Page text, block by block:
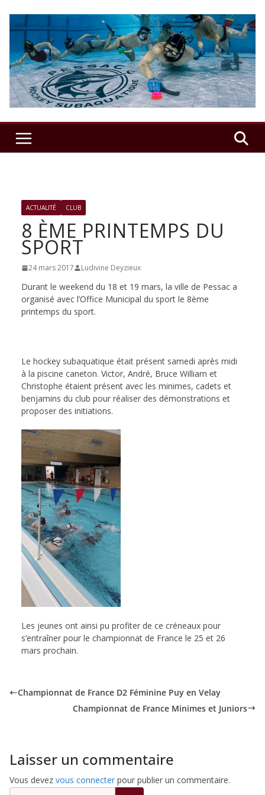
contenu
USSAP
Hockey
Sub
Le
club
de
Hockey
Subaquatique
de
Pessac
ACTUALITÉ CLUB
8 ÈME PRINTEMPS DU
SPORT
24 mars 2017 Ludivine Deyzieux
Durant le weekend du 18 et 19 mars, la ville de Pessac a
organisé avec l’Office Municipal du sport le 8ème
printemps du sport.
Le hockey subaquatique était présent samedi après midi
à la piscine caneton. Victor, André, Bruce William et
Christophe étaient présent avec les minimes, cadets et
benjamins du club pour réaliser des démonstrations et
proposer des initiations.
Les jeunes ont ainsi pu profiter de ce créneaux pour
s’entraîner pour le championnat de France le 25 et 26
mars prochain.
Championnat de France D2 Féminine Puy en Velay
Championnat de France Minimes et Juniors
Laisser un commentaire
Vous devez vous connecter pour publier un commentaire.